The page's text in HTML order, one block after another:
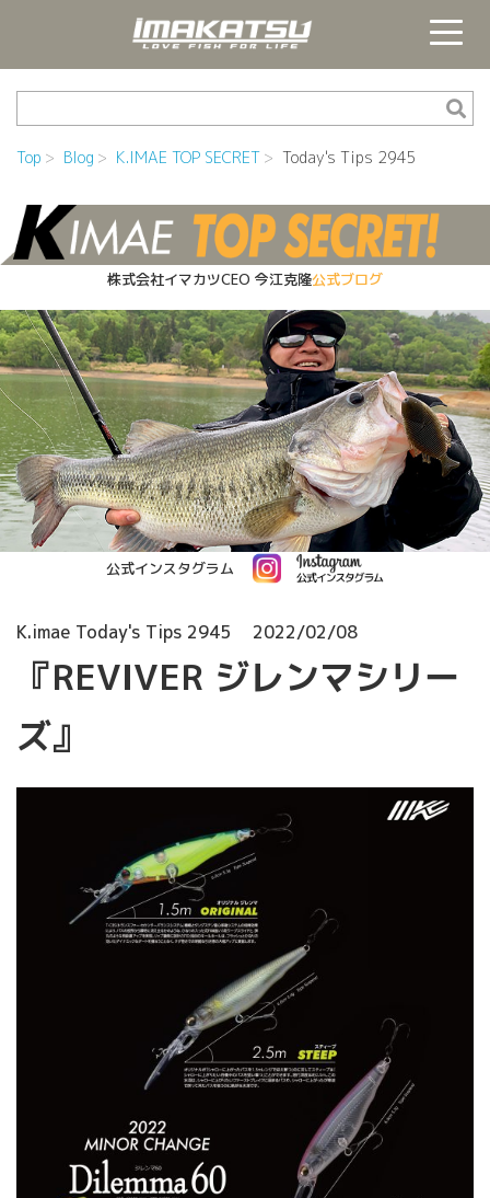
Top Blog K.IMAE TOP SECRET Today's Tips 2945
株式会社イマカツCEO 今江克隆公式ブログ
公式インスタグラム
K.imae Today's Tips 2945 2022/02/08
『REVIVER ジレンマシリー
ズ』